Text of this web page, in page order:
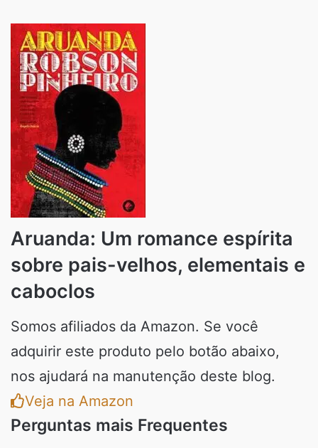
Aruanda: Um romance espírita
sobre pais-velhos, elementais e
caboclos
Somos afiliados da Amazon. Se você
adquirir este produto pelo botão abaixo,
nos ajudará na manutenção deste blog.
Veja na Amazon
Perguntas mais Frequentes